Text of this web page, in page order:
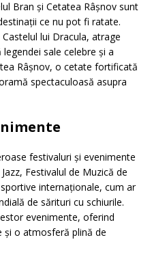
Bran și Cetatea Râșnov sunt
ce nu pot fi ratate.
lui Dracula, atrage
sale celebre și a
Râșnov, o cetate fortificată
spectaculoasă asupra
festivaluri și evenimente
Festivalul de Muzică de
internaționale, cum ar
de sărituri cu schiurile.
evenimente, oferind
și o atmosferă plină de